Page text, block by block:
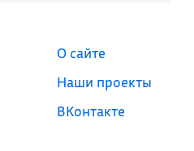
О сайте
Наши проекты
ВКонтакте